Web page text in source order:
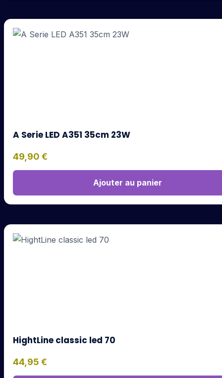
A Serie LED A351 35cm 23W
49,90 €
Ajouter au panier
HightLine classic led 70
44,95 €